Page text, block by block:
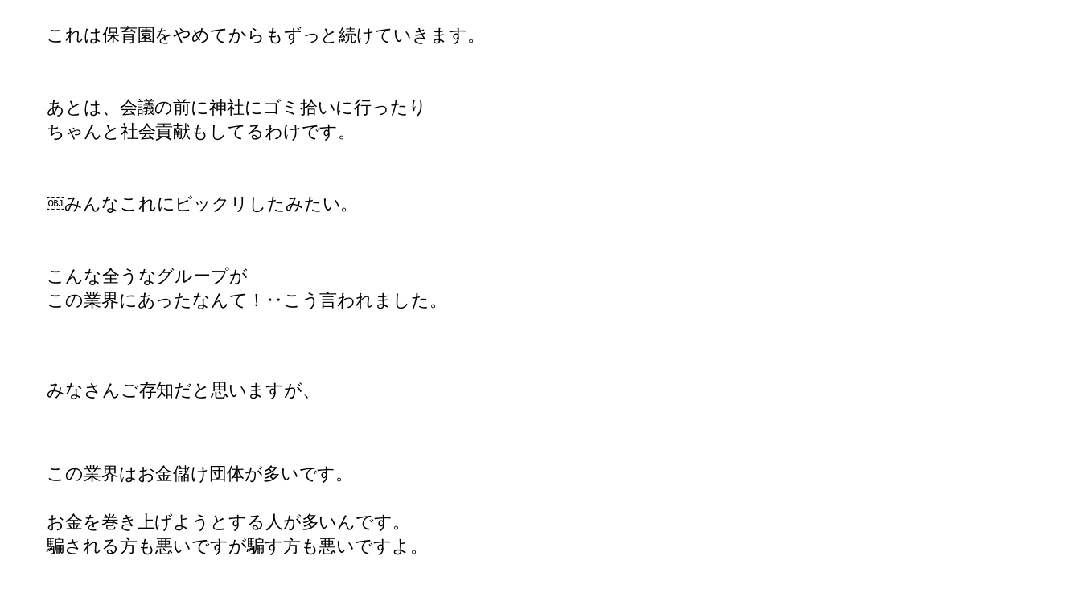
これは保育園をやめてからもずっと続けていきます。
あとは、 会議の前に神社にゴミ拾いに行ったり
ちゃんと社会貢献もしてるわけです。
￼みんなこれにビックリしたみたい。
こんな全うなグループが
この業界にあったなんて！‥こう言われました。
みなさんご存知だと思いますが、
この業界はお金儲け団体が多いです。
お金を巻き上げようとする人が多いんです。
騙される方も悪いですが騙す方も悪いですよ。